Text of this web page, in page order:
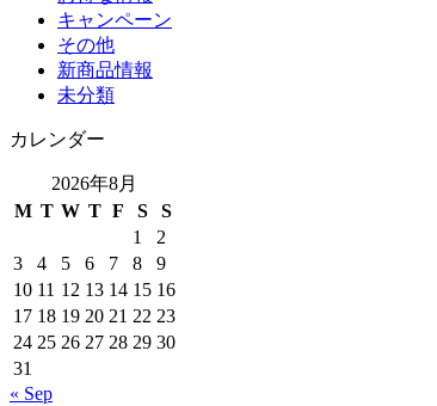
キャンペーン
その他
新商品情報
未分類
カレンダー
2026年8月
M T W T F S
S
1
2
3
4 5 6 7 8
9
10 11 12 13 14 15 16
17 18 19 20 21 22 23
24 25 26 27 28 29 30
31
« Sep